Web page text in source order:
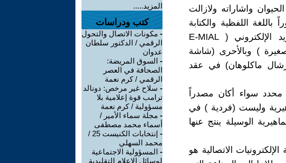
واشاراته ولازالت
اللفظية والكتابة
والطباعة والتلغراف والإذاعة والـ TVوصولاً إلى البريد الإلكتروني ( E-MIAL
صغيرة ) وبالأحرى (شاشة
ماكلوهان) في عقد
محدد سواء أكان مصدراً
وليست (فردية ) في
الوسيلة ينتج عنها
الاتصالية هو
المزيد.....
كتب ودراسات
- مكونات الاتصال والتحول
الرقمي / الدكتور سلطان
عدوان
- السوق المريضة:
الصحافة في العصر
الرقمي / كرم نعمة
- سلاح غير مرخص: دونالد
ترامب قوة إعلامية بلا
مسؤولية / كرم نعمة
- مجلة سماء الأمير /
أسماء محمد مصطفى
-
إنتخابات الكنيست 25 /
محمد السهلي
- المسؤولية الاجتماعية
لوسائل الإعلام التقليدية